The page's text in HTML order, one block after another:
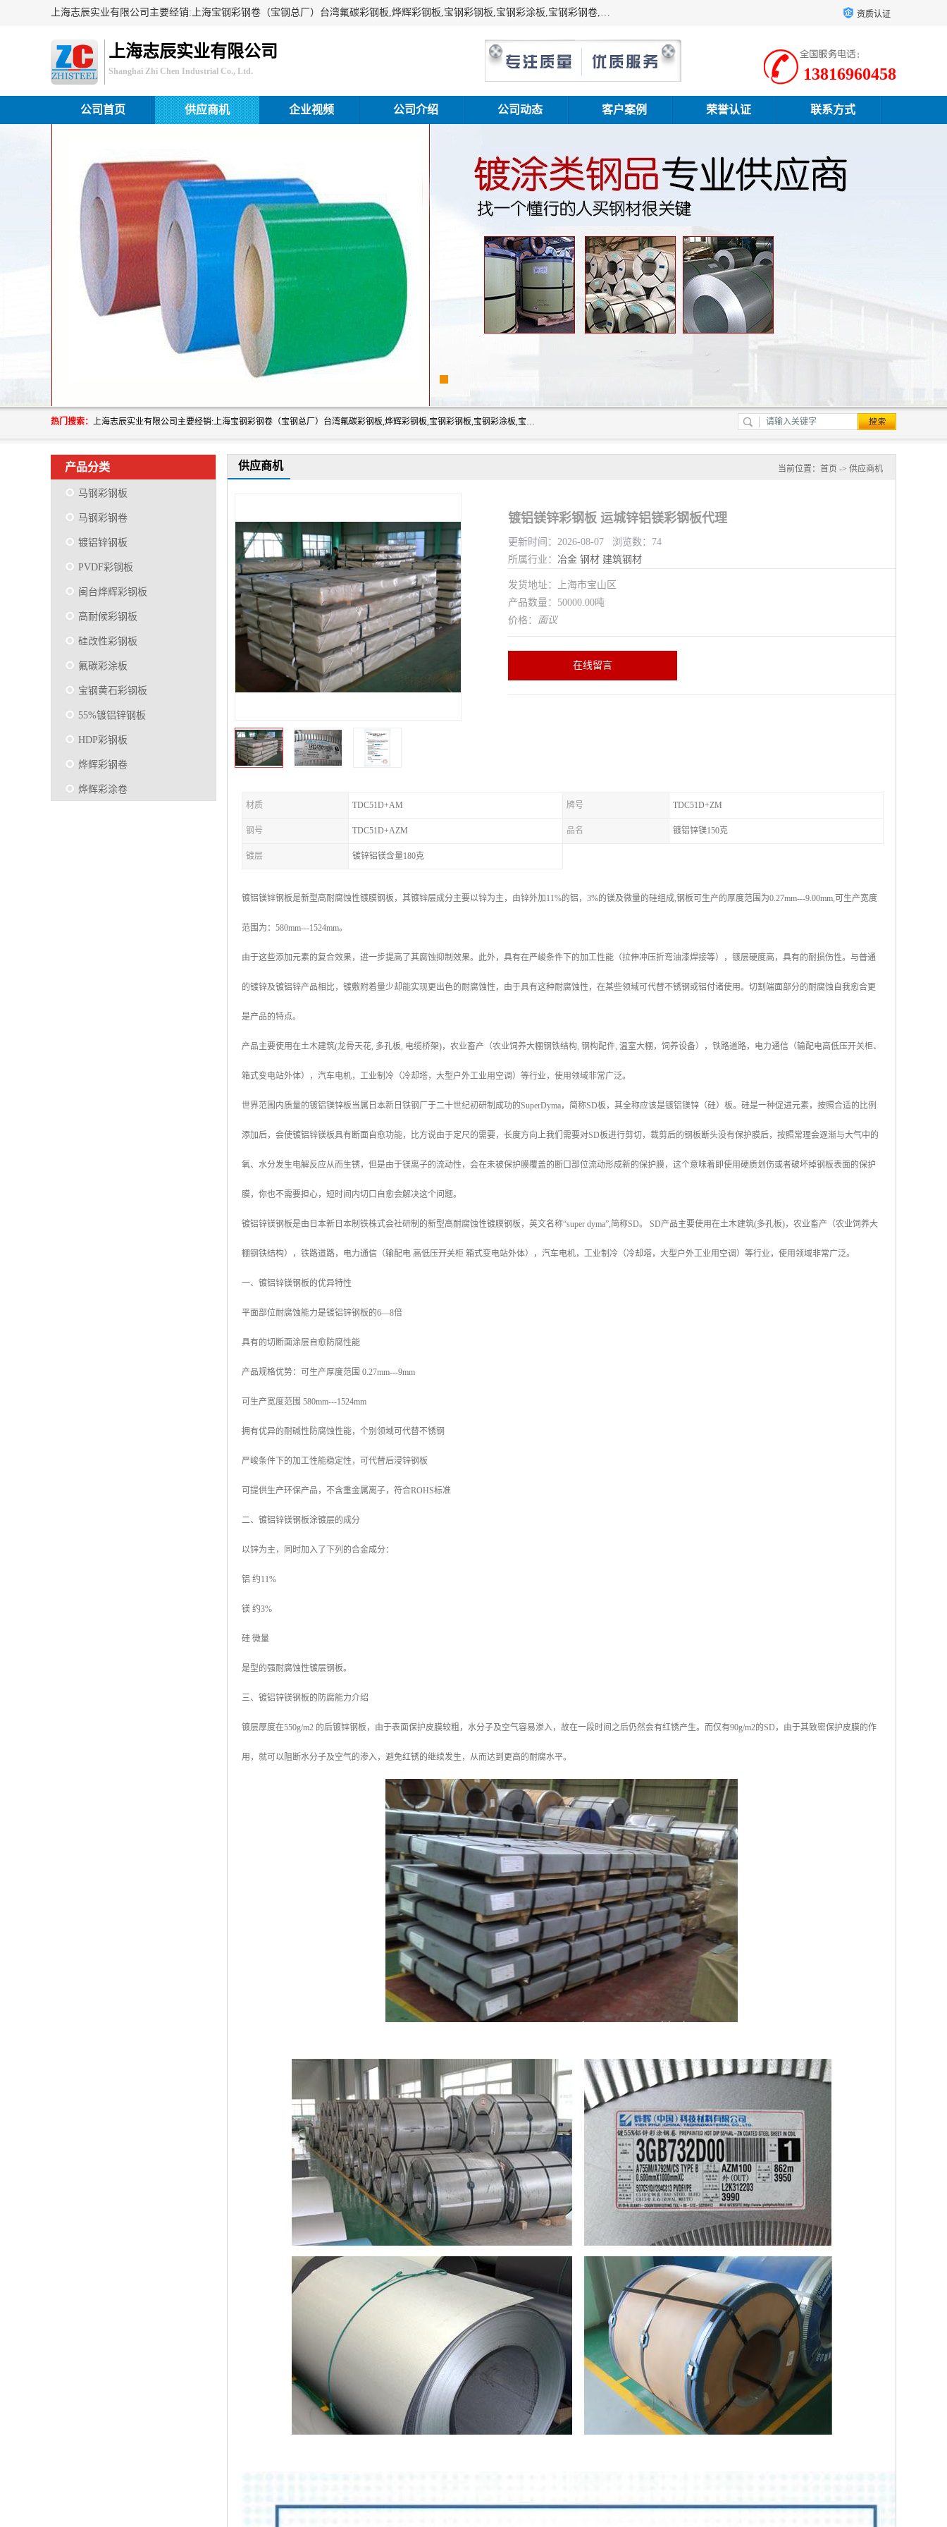
上海志辰实业有限公司主要经销:上海宝钢彩钢卷（宝钢总厂）台湾氟碳彩钢板,烨辉彩钢板,宝钢彩钢板,宝钢彩涂板,宝钢彩钢卷,马钢彩钢板,马钢彩钢卷,镀铝锌钢板,PVDF彩钢板,台湾烨辉彩钢板,高耐候彩钢板,硅改性彩钢板,规格齐全。 资质认证
上海志辰实业有限公司
Shanghai Zhi Chen Industrial Co., Ltd. 13816960458
公司首页 供应商机 企业视频 公司介绍 公司动态 客户案例 荣誉认证 联系方式
热门搜索： 上海志辰实业有限公司主要经销:上海宝钢彩钢卷（宝钢总厂）台湾氟碳彩钢板,烨辉彩钢板,宝钢彩钢板,宝钢彩涂板,宝钢彩钢卷,马钢彩钢板,马钢彩钢卷,镀铝锌钢板,PVDF彩钢板,台湾烨辉彩钢板,高耐候彩钢板,硅改性彩钢板,规格齐全。
产品分类
马钢彩钢板
马钢彩钢卷
镀铝锌钢板
PVDF彩钢板
闽台烨辉彩钢板
高耐候彩钢板
硅改性彩钢板
氟碳彩涂板
宝钢黄石彩钢板
55%镀铝锌钢板
HDP彩钢板
烨辉彩钢卷
烨辉彩涂卷
供应商机 当前位置： 首页 -> 供应商机
镀铝镁锌彩钢板 运城锌铝镁彩钢板代理
更新时间：2026-08-07 浏览数：74
所属行业： 冶金 钢材 建筑钢材
发货地址：上海市宝山区
产品数量：50000.00吨
价格： 面议
在线留言
材质 TDC51D+AM 牌号 TDC51D+ZM
钢号 TDC51D+AZM 品名 镀铝锌镁150克
镀层 镀锌铝镁含量180克
镀铝镁锌钢板是新型高耐腐蚀性镀膜钢板，其镀锌层成分主要以锌为主，由锌外加11%的铝，3%的镁及微量的硅组成,钢板可生产的厚度范围为0.27mm---9.00mm,可生产宽度
范围为：580mm---1524mm。
由于这些添加元素的复合效果，进一步提高了其腐蚀抑制效果。此外，具有在严峻条件下的加工性能（拉伸冲压折弯油漆焊接等），镀层硬度高，具有的耐损伤性。与普通
的镀锌及镀铝锌产品相比，镀敷附着量少却能实现更出色的耐腐蚀性，由于具有这种耐腐蚀性，在某些领域可代替不锈钢或铝付诸使用。切割端面部分的耐腐蚀自我愈合更
是产品的特点。
产品主要使用在土木建筑(龙骨天花, 多孔板, 电缆桥架)，农业畜产（农业饲养大棚钢铁结构, 钢构配件, 温室大棚，饲养设备），铁路道路，电力通信（输配电高低压开关柜、
箱式变电站外体），汽车电机，工业制冷（冷却塔，大型户外工业用空调）等行业，使用领域非常广泛。
世界范围内质量的镀铝镁锌板当属日本新日铁钢厂于二十世纪初研制成功的SuperDyma，简称SD板，其全称应该是镀铝镁锌（硅）板。硅是一种促进元素，按照合适的比例
添加后，会使镀铝锌镁板具有断面自愈功能，比方说由于定尺的需要，长度方向上我们需要对SD板进行剪切，裁剪后的钢板断头没有保护膜后，按照常理会逐渐与大气中的
氧、水分发生电解反应从而生锈，但是由于镁离子的流动性，会在未被保护膜覆盖的断口部位流动形成新的保护膜，这个意味着即使用硬质划伤或者破坏掉钢板表面的保护
膜，你也不需要担心，短时间内切口自愈会解决这个问题。
镀铝锌镁钢板是由日本新日本制铁株式会社研制的新型高耐腐蚀性镀膜钢板，英文名称“super dyma”,简称SD。 SD产品主要使用在土木建筑(多孔板)，农业畜产（农业饲养大
棚钢铁结构），铁路道路，电力通信（输配电 高低压开关柜 箱式变电站外体），汽车电机，工业制冷（冷却塔，大型户外工业用空调）等行业，使用领域非常广泛。
一、镀铝锌镁钢板的优异特性
平面部位耐腐蚀能力是镀铝锌钢板的6—8倍
具有的切断面涂层自愈防腐性能
产品规格优势：可生产厚度范围 0.27mm---9mm
可生产宽度范围 580mm---1524mm
拥有优异的耐碱性防腐蚀性能，个别领域可代替不锈钢
严峻条件下的加工性能稳定性，可代替后浸锌钢板
可提供生产环保产品，不含重金属离子，符合ROHS标准
二、镀铝锌镁钢板涂镀层的成分
以锌为主，同时加入了下列的合金成分：
铝 约11%
镁 约3%
硅 微量
是型的强耐腐蚀性镀层钢板。
三、镀铝锌镁钢板的防腐能力介绍
镀层厚度在550g/m2 的后镀锌钢板，由于表面保护皮膜较粗，水分子及空气容易渗入，故在一段时间之后仍然会有红锈产生。而仅有90g/m2的SD，由于其致密保护皮膜的作
用，就可以阻断水分子及空气的渗入，避免红锈的继续发生，从而达到更高的耐腐水平。